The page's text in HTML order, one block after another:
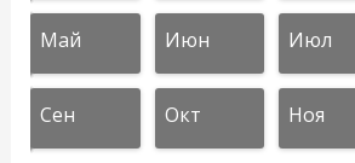
Май Июн Июл
Сен Окт Ноя